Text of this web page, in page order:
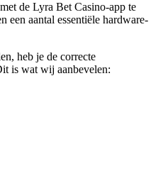
de Lyra Bet Casino-app te
een aantal essentiële hardware-
heb je de correcte
is wat wij aanbevelen: